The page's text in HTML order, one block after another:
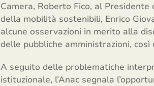
Camera, Roberto Fico, al
della mobilità sostenibili, Enrico
alcune osservazioni in merito alla
delle pubbliche amministrazioni,
A seguito delle problematiche
istituzionale, l’Anac segnala